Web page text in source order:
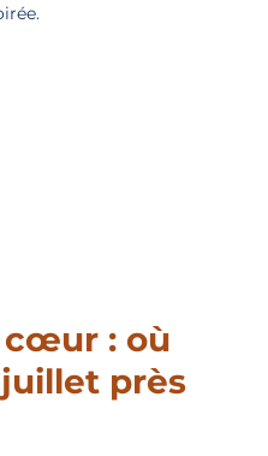
cœur : où
près